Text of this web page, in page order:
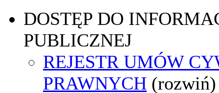
DOSTĘP DO
PUBLICZNEJ
REJESTR UMÓW
PRAWNYCH (rozwiń)